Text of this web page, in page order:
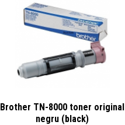
Brother TN-8000 toner original
negru (black)